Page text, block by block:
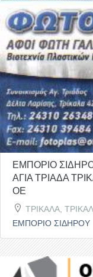
ΕΜΠΟΡΙΟ
ΑΓΙΑ ΤΡΙΑΔΑ
ΟΕ
ΤΡΙΚΑΛΑ,
ΕΜΠΟΡΙΟ ΣΙΔΗΡΟΥ